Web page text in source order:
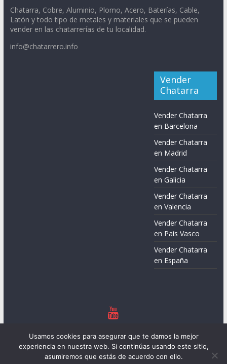
Chatarra, Cobre, Aluminio, Plomo, Acero, Baterías, Cable,
Latón y todo tipo de metales y materiales que se pueden
vender en las chatarrerías de tu localidad.
info@chatarrero.info
Vender
Chatarra
Vender Chatarra
en Barcelona
Vender Chatarra
en Madrid
Vender Chatarra
en Galicia
Vender Chatarra
en Valencia
Vender Chatarra
en Pais Vasco
Vender Chatarra
en España
derechos reservados.
Tema:ColorMagpor ThemeGrill. Funciona conWordPress
Usamos cookies para asegurar que te damos la mejor
experiencia en nuestra web. Si continúas usando este sitio,
asumiremos que estás de acuerdo con ello.